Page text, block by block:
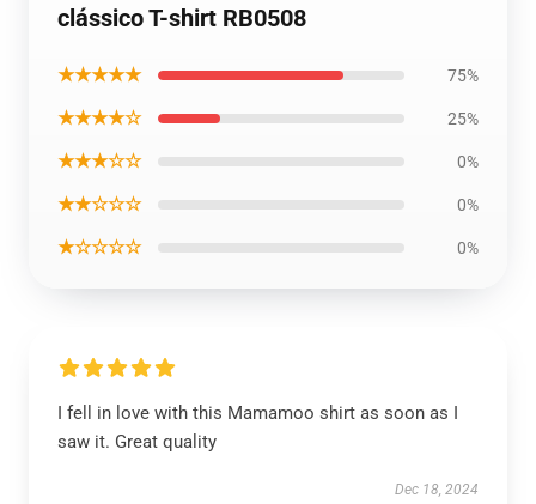
clássico T-shirt RB0508
★★★★★ 75%
★★★★☆ 25%
★★★☆☆ 0%
★★☆☆☆ 0%
★☆☆☆☆ 0%
I fell in love with this Mamamoo shirt as soon as I
saw it. Great quality
Dec 18, 2024